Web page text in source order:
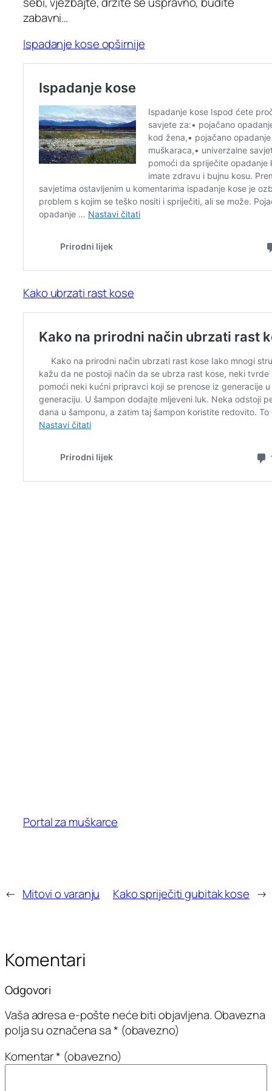
zabavni…
Ispadanje kose opširnije
Kako ubrzati rast kose
Portal za muškarce
← Mitovi o varanju Kako spriječiti gubitak kose →
Komentari
Odgovori
Vaša adresa e-pošte neće biti objavljena.Obavezna
polja su označena sa* (obavezno)
Komentar* (obavezno)